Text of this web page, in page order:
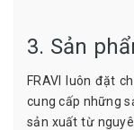
3. Sản
FRAVI luôn đặt
cung cấp những
sản xuất từ